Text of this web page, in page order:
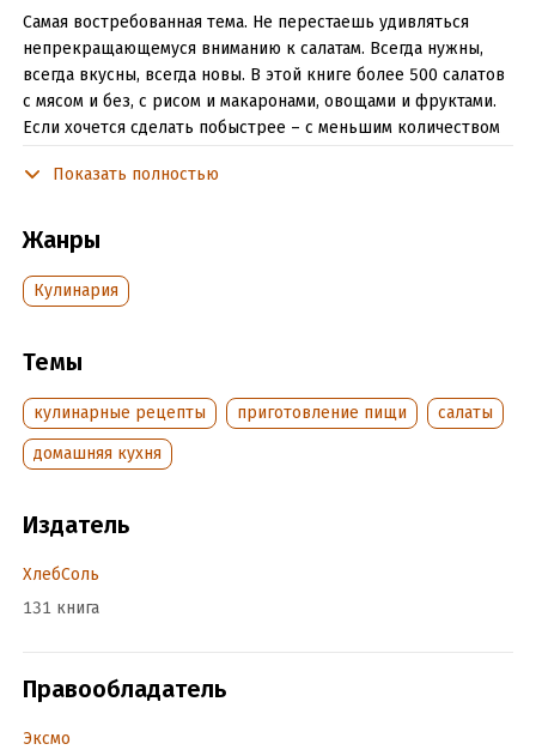
Самая востребованная тема. Не перестаешь удивляться
непрекращающемуся вниманию к салатам. Всегда нужны,
всегда вкусны, всегда новы. В этой книге более 500 салатов
с мясом и без, с рисом и макаронами, овощами и фруктами.
Если хочется сделать побыстрее – с меньшим количеством
ингредиентов и побольше.
Подробная информация
Дата написания:
Год издания:
Время на чтение:5ч.
Показать полностью
Жанры
Кулинария
Темы
кулинарные рецепты приготовление пищи
салаты
домашняя кухня
Издатель
ХлебСоль
131 книга
Правообладатель
Эксмо